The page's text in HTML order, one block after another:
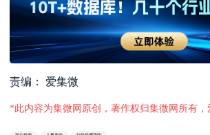
责编： 爱集微
*此内容为集微网原创，著作权归集微网所有，